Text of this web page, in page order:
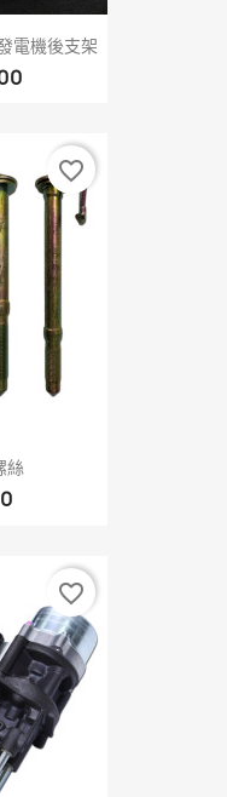
電機後支架
絲
favorite_border
favorite_border